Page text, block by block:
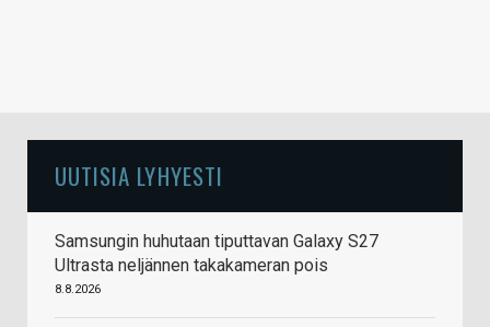
UUTISIA LYHYESTI
Samsungin huhutaan tiputtavan Galaxy S27
Ultrasta neljännen takakameran pois
8.8.2026